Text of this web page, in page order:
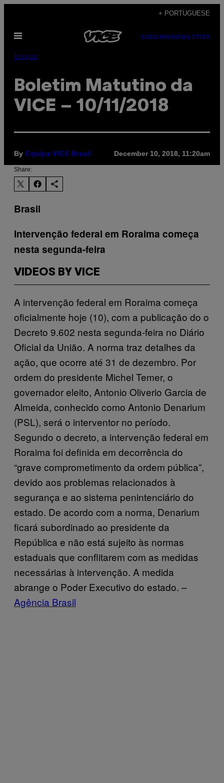
content
+ PORTUGUESE
Open
SUBSCRIBENEWSLETTER
Drogas
Boletim Matutino da
VICE – 10/11/2018
By Equipe VICE Brasil December 10, 2018, 11:20am
Share:
Brasil
Intervenção federal em Roraima começa
nesta segunda-feira
VIDEOS BY VICE
A intervenção federal em Roraima começa
oficialmente hoje (10), com a publicação do o
Decreto 9.602 nesta segunda-feira no Diário
Oficial da União. A norma traz detalhes da
ação, que ocorre até 31 de dezembro. Por
ordem do presidente Michel Temer, o
governador eleito, Antonio Oliverio Garcia de
Almeida, conhecido como Antonio Denarium
(PSL), será o interventor no período.
Segundo o decreto, a intervenção federal em
Roraima foi definida em decorrência do
“grave comprometimento da ordem pública”,
devido aos problemas relacionados à
segurança e ao sistema penintenciário do
estado. De acordo com a norma, Denarium
ficará subordinado ao presidente da
República e não está sujeito às normas
estaduais que conflitarem com as medidas
necessárias à intervenção. A medida
abrange o Poder Executivo do estado. –
Agência Brasil